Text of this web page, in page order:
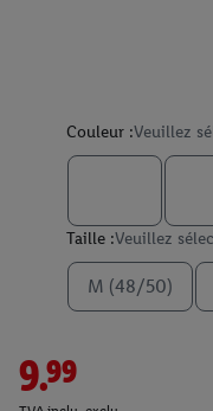
Couleur :Veuillez
Taille :Veuillez
M (48/50)
9.99